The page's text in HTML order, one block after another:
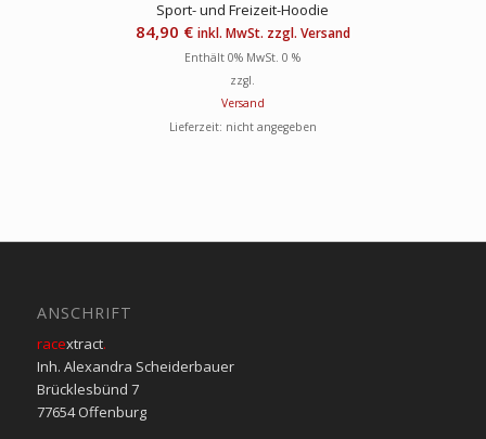
Sport- und Freizeit-Hoodie
84,90 € inkl. MwSt. zzgl. Versand
Enthält 0% MwSt. 0 %
zzgl.
Versand
Lieferzeit: nicht angegeben
ANSCHRIFT
racextract.
Inh. Alexandra Scheiderbauer
Brücklesbünd 7
77654 Offenburg